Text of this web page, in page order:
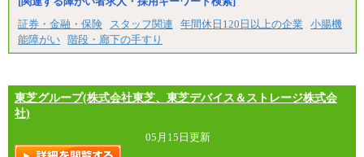
証券・金融・保険
スタッフ関連 年間休日120日以上の企業
小腸機
能障がい 階段・廊下の手すり
東芝グループ(株式会社東芝、東芝デバイス＆ストレージ株式会
社)
05月15日更新